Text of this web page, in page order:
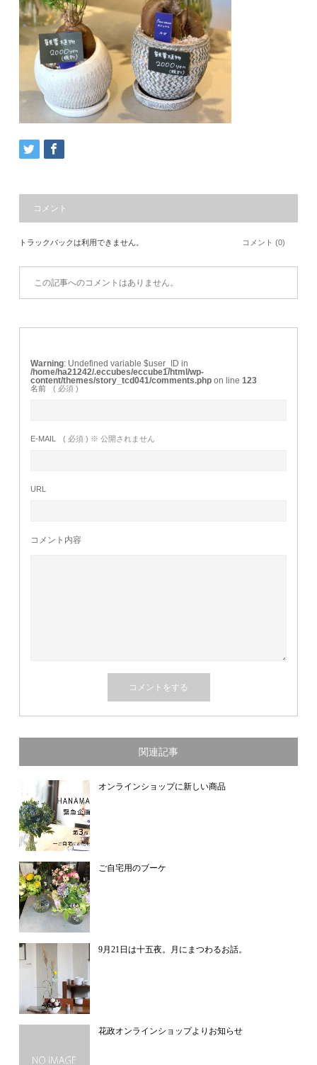
コメント
トラックバックは利用できません。 コメント (0)
この記事へのコメントはありません。
Warning : Undefined variable $user_ID in
/home/ha21242/.eccubes/eccube1/html/wp-
content/themes/story_tcd041/comments.php on line123
名前 ( 必須 )
E-MAIL ( 必須 ) ※ 公開されません
URL
コメント内容
関連記事
オンラインショップに新しい商品
ご自宅用のブーケ
9月21日は十五夜。月にまつわるお話。
花政オンラインショップよりお知らせ